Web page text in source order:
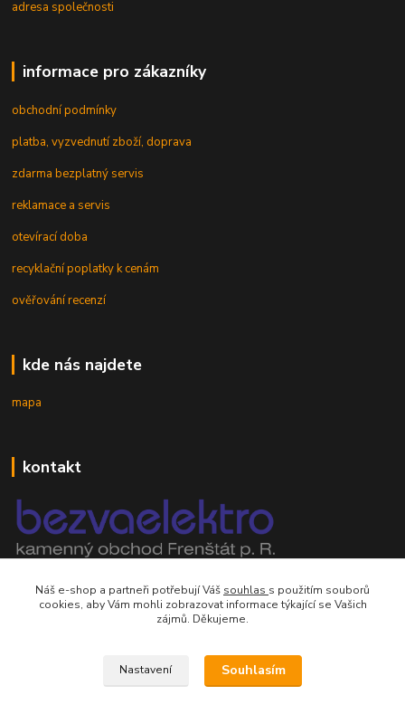
adresa společnosti
informace pro zákazníky
obchodní podmínky
platba, vyzvednutí zboží, doprava
zdarma bezplatný servis
reklamace a servis
otevírací doba
recyklační poplatky k cenám
ověřování recenzí
kde nás najdete
mapa
kontakt
mobil 605 268 512
Po-Pá, 8-16 hod.
Náš e-shop a partneři potřebují Váš souhlas s použitím souborů
cookies, aby Vám mohli zobrazovat informace týkající se Vašich
zájmů. Děkujeme.
Nastavení Souhlasím